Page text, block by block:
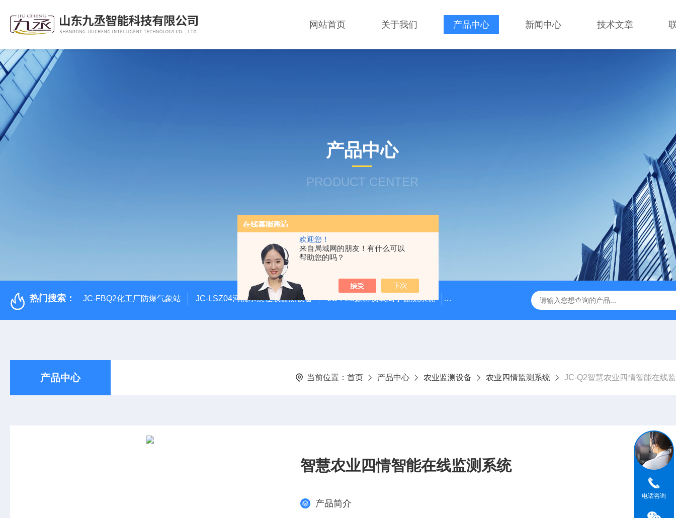
欢迎您！
来自局域网的朋友！有什么可以
帮助您的吗？
网站首页 关于我们 产品中心 新闻中心 技术文章
产品中心
PRODUCT CENTER
热门搜索： JC-FBQ2化工厂防爆气象站 JC-LSZ04河流水质在线监测设备 JC-FZ5森林负氧离子监测系统 JC-FZ5大气负氧离子监测站 JC-ZS07多参数污水在线检测仪
产品中心 当前位置： 首页 产品中心 农业监测设备 农业四情监测系统 JC-Q2智慧农业四情智能在线
智慧农业四情智能在线监测系统
产品简介
电话咨询